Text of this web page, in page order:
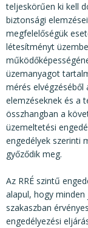
teljeskörűen ki kell
biztonsági
megfelelőségük
létesítményt
üzemanyagot
mérés elvégzéséből
elemzéseknek és a
összhangban a
üzemeltetési
engedélyek szerinti
győződik meg.
Az RRÉ szintű
alapul, hogy
szakaszban
engedélyezési